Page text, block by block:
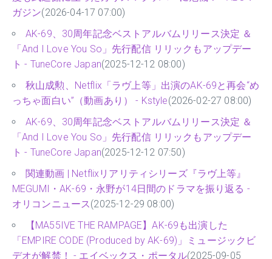
ガジン(2026-04-17 07:00)
AK-69、30周年記念ベストアルバムリリース決定 ＆
「And I Love You So」先行配信 リリックもアップデー
ト - TuneCore Japan(2025-12-12 08:00)
秋山成勲、Netflix「ラヴ上等」出演のAK-69と再会“め
っちゃ面白い”（動画あり） - Kstyle(2026-02-27 08:00)
AK-69、30周年記念ベストアルバムリリース決定 ＆
「And I Love You So」先行配信 リリックもアップデー
ト - TuneCore Japan(2025-12-12 07:50)
関連動画 | Netflixリアリティシリーズ『ラヴ上等』
MEGUMI・AK-69・永野が14日間のドラマを振り返る -
オリコンニュース(2025-12-29 08:00)
【MA55IVE THE RAMPAGE】AK-69も出演した
「EMPIRE CODE (Produced by AK-69)」ミュージックビ
デオが解禁！ - エイベックス・ポータル(2025-09-05